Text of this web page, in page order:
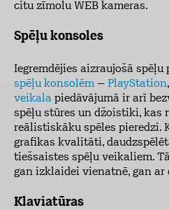
citu zīmolu WEB kameras.
Spēļu konsoles
Iegremdējies aizraujošā
spēļu konsolēm – PlayStation,
veikala piedāvājumā ir arī
spēļu stūres un džoistiki, kas
reālistiskāku spēles pieredzi.
grafikas kvalitāti,
tiešsaistes spēļu veikaliem.
gan izklaidei vienatnē, gan ar
Klaviatūras